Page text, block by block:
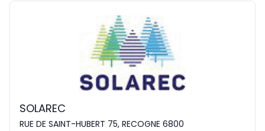
SOLAREC
RUE DE SAINT-HUBERT 75, RECOGNE 6800